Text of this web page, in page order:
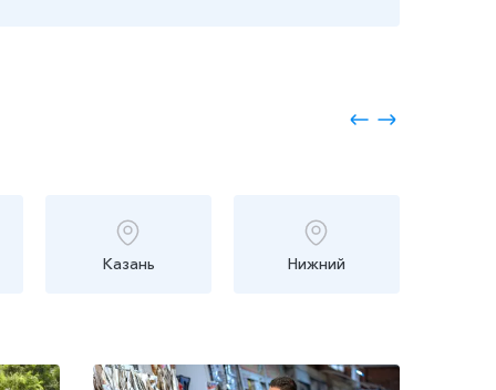
Казань Нижний